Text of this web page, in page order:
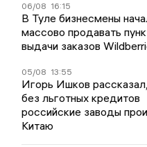
06/08 16:15
В Туле бизнесмены
массово продавать
выдачи заказов
05/08 13:55
Игорь Ишков
без льготных кредитов
российские заводы
Китаю